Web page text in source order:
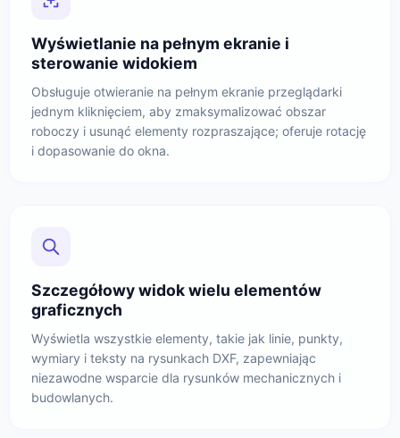
Wyświetlanie na pełnym ekranie i
sterowanie widokiem
Obsługuje otwieranie na pełnym ekranie przeglądarki
jednym kliknięciem, aby zmaksymalizować obszar
roboczy i usunąć elementy rozpraszające; oferuje rotację
i dopasowanie do okna.
Szczegółowy widok wielu elementów
graficznych
Wyświetla wszystkie elementy, takie jak linie, punkty,
wymiary i teksty na rysunkach DXF, zapewniając
niezawodne wsparcie dla rysunków mechanicznych i
budowlanych.